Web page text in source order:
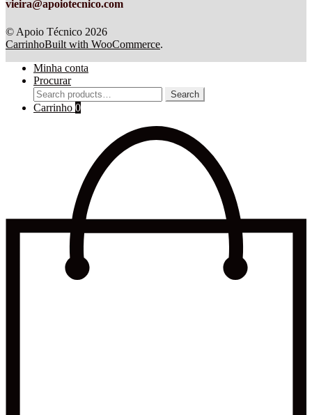
vieira@apoiotecnico.com
© Apoio Técnico 2026
CarrinhoBuilt with WooCommerce.
Minha conta
Procurar
Search
for:
Search
Carrinho 0